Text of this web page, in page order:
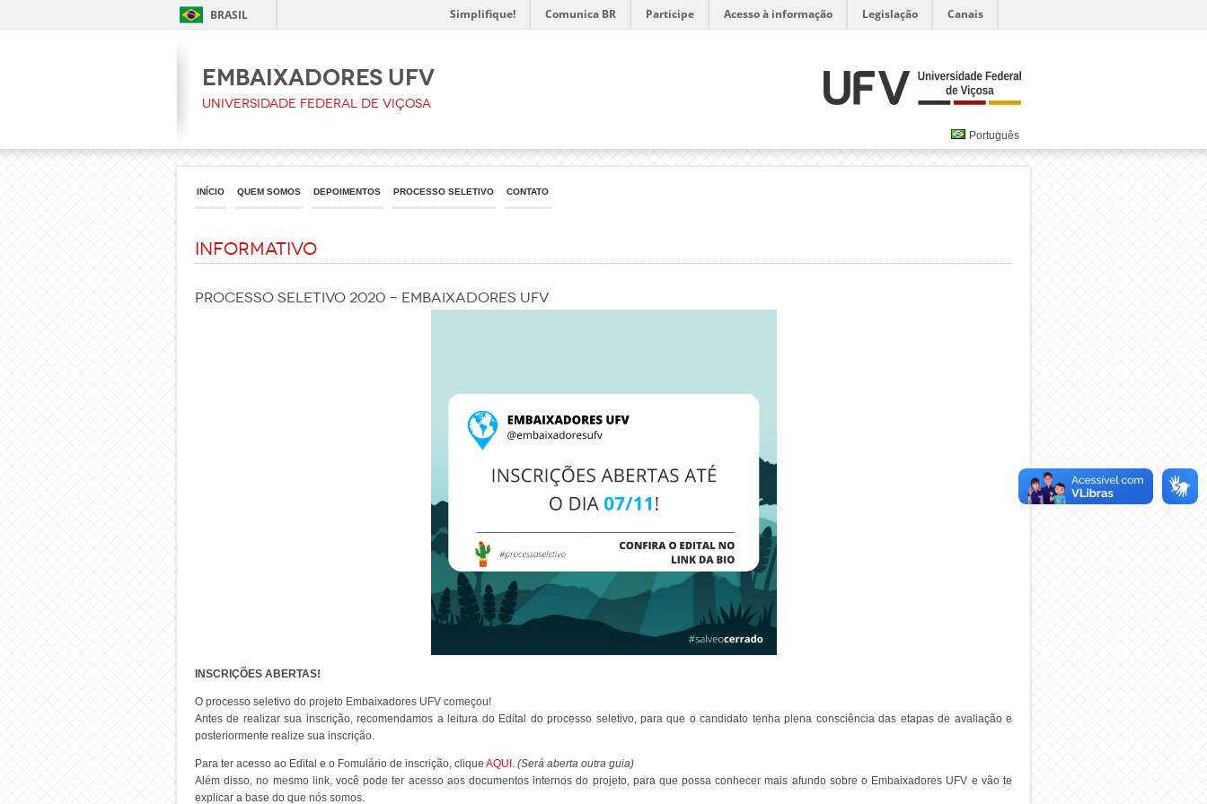
BRASIL Simplifique! Comunica BR Participe Acesso à informação Legislação Canais
Embaixadores UFV
Universidade Federal de Viçosa
Português
INÍCIO QUEM SOMOS DEPOIMENTOS PROCESSO SELETIVO CONTATO
Informativo
PROCESSO SELETIVO 2020 – Embaixadores UFV
INSCRIÇÕES ABERTAS!
O processo seletivo do projeto Embaixadores UFV começou!
Antes de realizar sua inscrição, recomendamos a leitura do Edital do processo seletivo, para que o candidato tenha plena consciência das etapas de avaliação e
posteriormente realize sua inscrição.
Para ter acesso ao Edital e o Fomulário de inscrição, clique AQUI . (Será aberta outra guia)
Além disso, no mesmo link, você pode ter acesso aos documentos internos do projeto, para que possa conhecer mais afundo sobre o Embaixadores UFV e vão te
explicar a base do que nós somos.